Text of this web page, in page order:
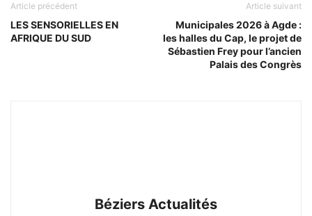
Article précédent
LES SENSORIELLES EN
AFRIQUE DU SUD
Article suivant
Municipales 2026 à Agde :
les halles du Cap, le projet de
Sébastien Frey pour l’ancien
Palais des Congrès
Béziers Actualités